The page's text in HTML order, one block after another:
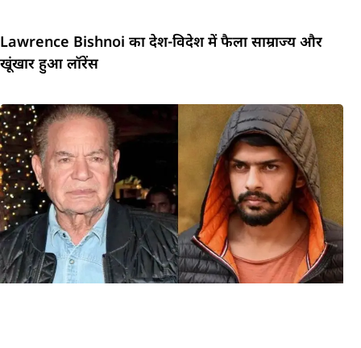
Lawrence Bishnoi का देश-विदेश में फैला साम्राज्य और
खूंखार हुआ लॉरेंस